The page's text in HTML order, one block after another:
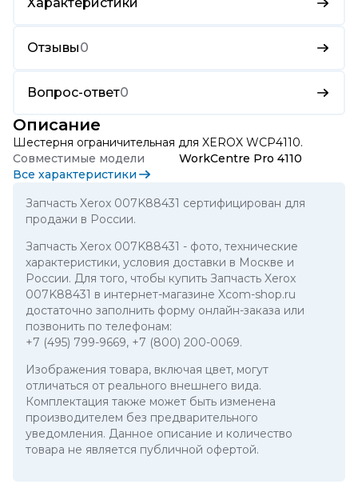
Отзывы0
Вопрос-ответ0
Описание
Шестерня ограничительная для XEROX WCP4110.
Совместимые модели
WorkCentre Pro 4110
Все характеристики
Запчасть Xerox 007K88431 сертифицирован для
продажи в России.
Запчасть Xerox 007K88431 - фото, технические
характеристики, условия доставки в Москве и
России. Для того, чтобы купить Запчасть Xerox
007K88431 в интернет-магазине Xcom-shop.ru
достаточно заполнить форму онлайн-заказа или
позвонить по телефонам:
+7 (495) 799-9669, +7 (800) 200-0069.
Изображения товара, включая цвет, могут
отличаться от реального внешнего вида.
Комплектация также может быть изменена
производителем без предварительного
уведомления. Данное описание и количество
товара не является публичной офертой.